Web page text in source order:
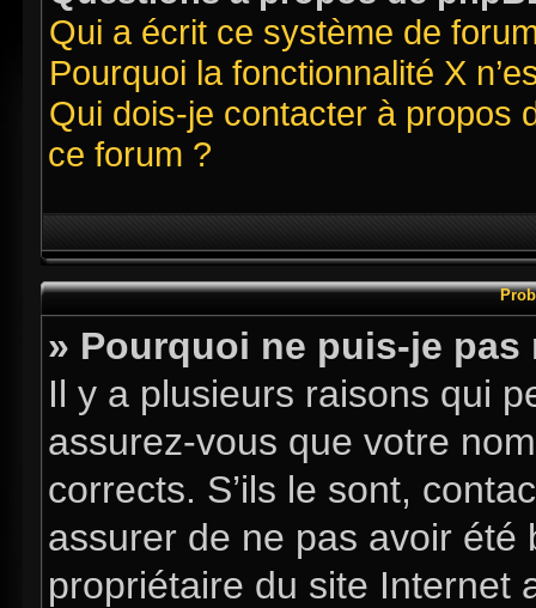
Qui a écrit ce système de
Pourquoi la fonctionnalité X
Qui dois-je contacter à propos
ce forum ?
» Pourquoi ne puis-je pas
Il y a plusieurs raisons qui
assurez-vous que votre
corrects. S’ils le sont,
assurer de ne pas avoir
propriétaire du site Internet